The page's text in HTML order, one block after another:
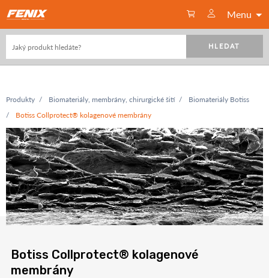
Menu
HLEDAT
Produkty Biomateriály, membrány, chirurgické šití
Biomateriály Botiss
Botiss Collprotect® kolagenové membrány
Botiss Collprotect® kolagenové
membrány